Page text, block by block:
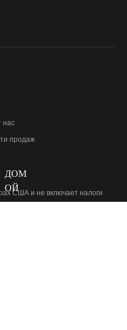
ДОМ
ОЙ
нас
продаж
США и не включает налоги